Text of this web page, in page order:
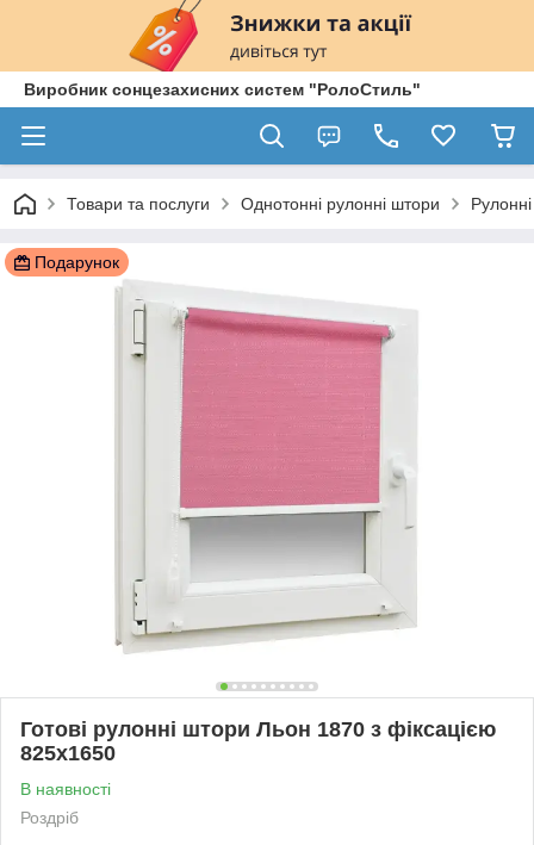
Виробник сонцезахисних систем "РолоСтиль"
Товари та послуги Однотонні рулонні штори
Подарунок
Готові рулонні штори Льон 1870 з фіксацією
825х1650
В наявності
Роздріб